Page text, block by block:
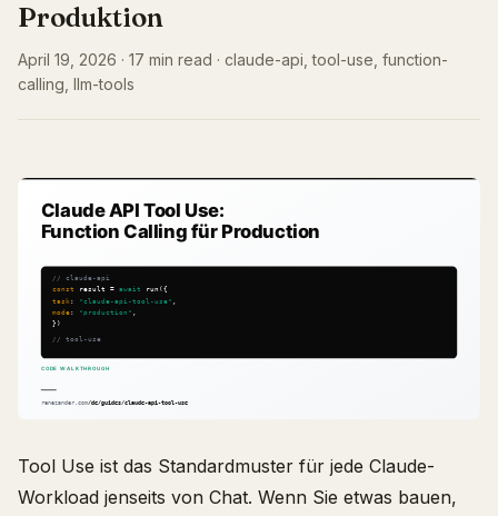
Produktion
April 19, 2026 · 17 min read · claude-api, tool-use, function-
calling, llm-tools
Tool Use ist das Standardmuster für jede Claude-
Workload jenseits von Chat. Wenn Sie etwas bauen,